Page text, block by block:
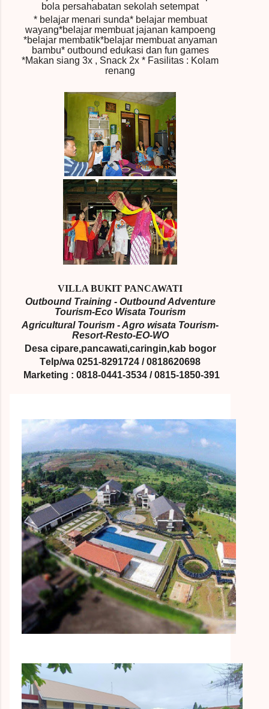
bola persahabatan sekolah setempat
* belajar menari sunda* belajar membuat
wayang*belajar membuat jajanan kampoeng
*belajar membatik*belajar membuat anyaman
bambu* outbound edukasi dan fun games
*Makan siang 3x , Snack 2x * Fasilitas : Kolam
renang
VILLA BUKIT PANCAWATI
Outbound Training - Outbound Adventure
Tourism-Eco Wisata Tourism
Agricultural Tourism - Agro wisata Tourism-
Resort-Resto-EO-WO
Desa cipare,pancawati,caringin,kab bogor
Telp/wa 0251-8291724 / 0818620698
Marketing : 0818-0441-3534 / 0815-1850-391